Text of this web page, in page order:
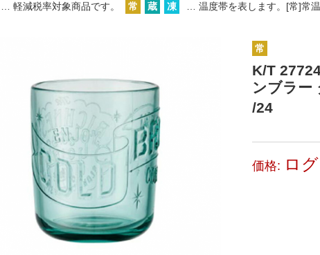
… 軽減税率対象商品です。 常 蔵 凍 … 温度帯を表します。[常]常
常
K/T
ンブラー
/24
価格: ロ